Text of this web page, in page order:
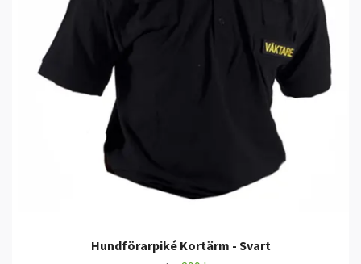
Hundförarpiké Kortärm - Svart